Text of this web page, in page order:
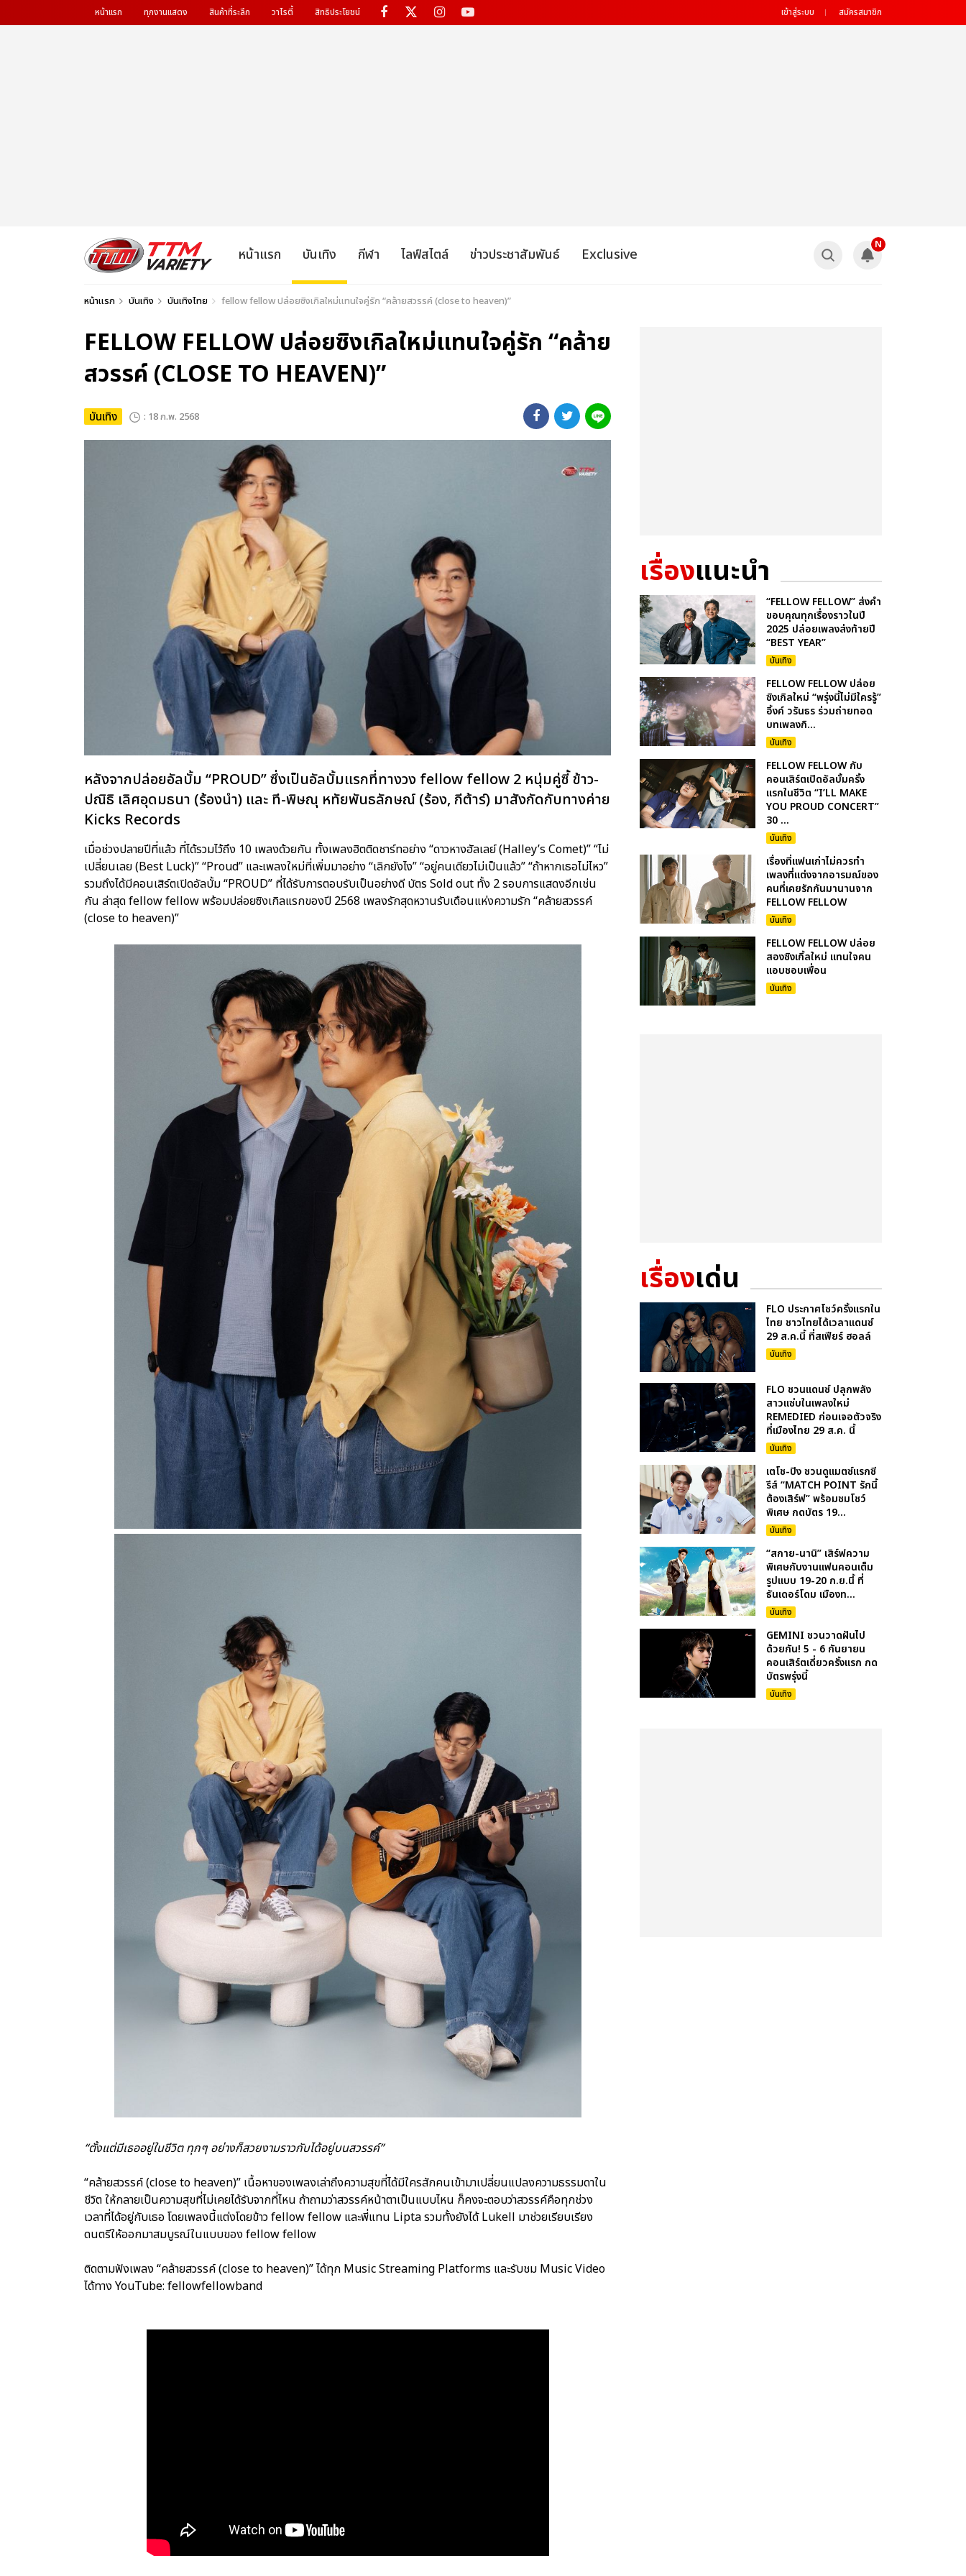
หน้าแรก ทุกงานแสดง สินค้าที่ระลึก วาไรตี้ สิทธิประโยชน์ เข้าสู่ระบบ สมัครสมาชิก
หน้าแรก บันเทิง กีฬา ไลฟ์สไตล์ ข่าวประชาสัมพันธ์ Exclusive
N
หน้าแรก บันเทิง บันเทิงไทย fellow fellow ปล่อยซิงเกิลใหม่แทนใจคู่รัก “คล้ายสวรรค์ (close to heaven)”
FELLOW FELLOW ปล่อยซิงเกิลใหม่แทนใจคู่รัก “คล้าย
สวรรค์ (CLOSE TO HEAVEN)”
บันเทิง : 18 ก.พ. 2568
หลังจากปล่อยอัลบั้ม “PROUD” ซึ่งเป็นอัลบั้มแรกที่ทางวง fellow fellow 2 หนุ่มคู่ซี้ ข้าว-
ปณิธิ เลิศอุดมธนา (ร้องนำ) และ ที-พิษณุ หทัยพันธลักษณ์ (ร้อง, กีต้าร์) มาสังกัดกับทางค่าย
Kicks Records
เมื่อช่วงปลายปีที่แล้ว ที่ได้รวมไว้ถึง 10 เพลงด้วยกัน ทั้งเพลงฮิตติดชาร์ทอย่าง “ดาวหางฮัลเลย์ (Halley’s Comet)” “ไม่
เปลี่ยนเลย (Best Luck)” “Proud” และเพลงใหม่ที่เพิ่มมาอย่าง “เลิกยังไง” “อยู่คนเดียวไม่เป็นแล้ว” “ถ้าหากเธอไม่ไหว”
รวมถึงได้มีคอนเสิร์ตเปิดอัลบั้ม “PROUD” ที่ได้รับการตอบรับเป็นอย่างดี บัตร Sold out ทั้ง 2 รอบการแสดงอีกเช่น
กัน ล่าสุด fellow fellow พร้อมปล่อยซิงเกิลแรกของปี 2568 เพลงรักสุดหวานรับเดือนแห่งความรัก “คล้ายสวรรค์
(close to heaven)”
“ตั้งแต่มีเธออยู่ในชีวิต ทุกๆ อย่างก็สวยงามราวกับได้อยู่บนสวรรค์”
“คล้ายสวรรค์ (close to heaven)” เนื้อหาของเพลงเล่าถึงความสุขที่ได้มีใครสักคนเข้ามาเปลี่ยนแปลงความธรรมดาใน
ชีวิต ให้กลายเป็นความสุขที่ไม่เคยได้รับจากที่ไหน ถ้าถามว่าสวรรค์หน้าตาเป็นแบบไหน ก็คงจะตอบว่าสวรรค์คือทุกช่วง
เวลาที่ได้อยู่กับเธอ โดยเพลงนี้แต่งโดยข้าว fellow fellow และพี่แทน Lipta รวมทั้งยังได้ Lukell มาช่วยเรียบเรียง
ดนตรีให้ออกมาสมบูรณ์ในแบบของ fellow fellow
ติดตามฟังเพลง “คล้ายสวรรค์ (close to heaven)” ได้ทุก Music Streaming Platforms และรับชม Music Video
ได้ทาง YouTube: fellowfellowband
เรื่องแนะนำ
“FELLOW FELLOW” ส่งคำ
ขอบคุณทุกเรื่องราวในปี
2025 ปล่อยเพลงส่งท้ายปี
“BEST YEAR”
บันเทิง
FELLOW FELLOW ปล่อย
ซิงเกิลใหม่ “พรุ่งนี้ไม่มีใครรู้”
อิ้งค์ วรันธร ร่วมถ่ายทอด
บทเพลงกิ...
บันเทิง
FELLOW FELLOW กับ
คอนเสิร์ตเปิดอัลบั้มครั้ง
แรกในชีวิต “I’LL MAKE
YOU PROUD CONCERT”
30 ...
บันเทิง
เรื่องที่แฟนเก่าไม่ควรทำ
เพลงที่แต่งจากอารมณ์ของ
คนที่เคยรักกันมานานจาก
FELLOW FELLOW
บันเทิง
FELLOW FELLOW ปล่อย
สองซิงเกิ้ลใหม่ แทนใจคน
แอบชอบเพื่อน
บันเทิง
เรื่องเด่น
FLO ประกาศโชว์ครั้งแรกใน
ไทย ชาวไทยได้เวลาแดนซ์
29 ส.ค.นี้ ที่สเฟียร์ ฮอลล์
บันเทิง
FLO ชวนแดนซ์ ปลุกพลัง
สาวแซ่บในเพลงใหม่
REMEDIED ก่อนเจอตัวจริง
ที่เมืองไทย 29 ส.ค. นี้
บันเทิง
เตโช-ปิง ชวนดูแมตซ์แรกซี
รีส์ “MATCH POINT รักนี้
ต้องเสิร์ฟ” พร้อมชมโชว์
พิเศษ กดบัตร 19...
บันเทิง
“สกาย-นานิ” เสิร์ฟความ
พิเศษกับงานแฟนคอนเต็ม
รูปแบบ 19-20 ก.ย.นี้ ที่
ธันเดอร์โดม เมืองท...
บันเทิง
GEMINI ชวนวาดฝันไป
ด้วยกัน! 5 - 6 กันยายน
คอนเสิร์ตเดี่ยวครั้งแรก กด
บัตรพรุ่งนี้
บันเทิง